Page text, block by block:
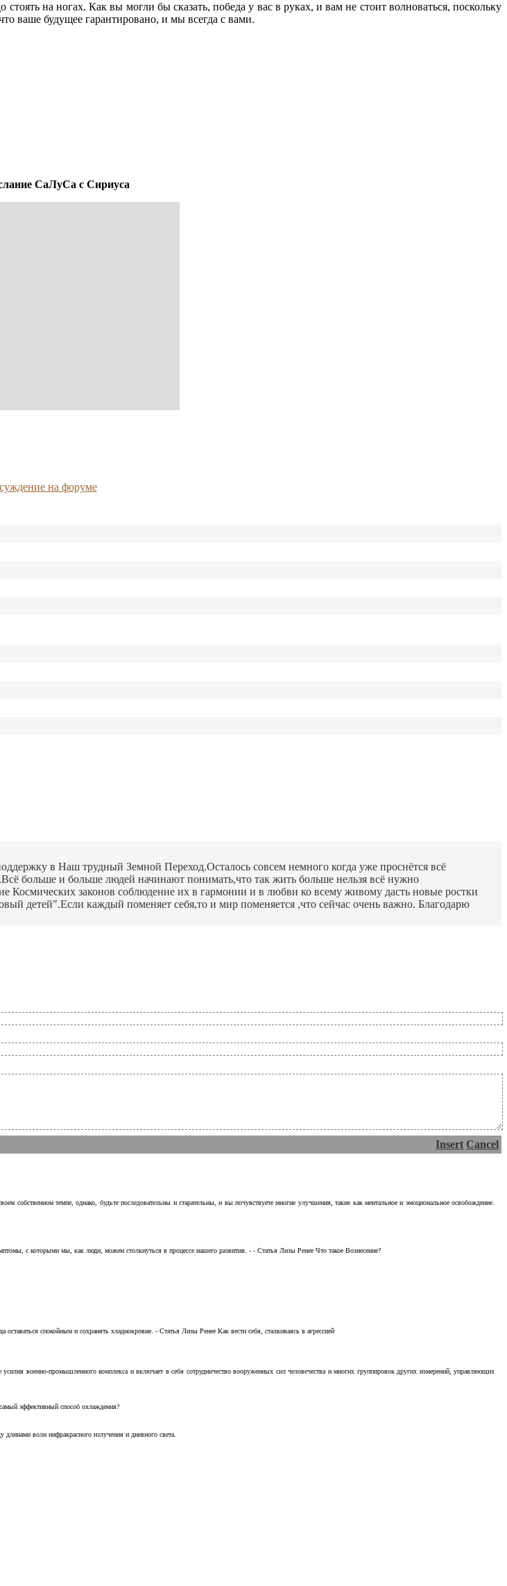
на ногах. Как вы могли бы сказать, победа у вас в руках, и вам не стоит волноваться, поскольку
ваше будущее гарантировано, и мы всегда с вами.
СаЛуСа с Сириуса
на форуме
в Наш трудный Земной Переход.Осталось совсем немного когда уже проснётся всё
больше и больше людей начинают понимать,что так жить больше нельзя всё нужно
Космических законов соблюдение их в гармонии и в любви ко всему живому дасть новые ростки
детей".Если каждый поменяет себя,то и мир поменяется ,что сейчас очень важно. Благодарю
Insert Cancel
темпе, однако, будьте последовательны и старательны, и вы почувствуете многие улучшения, такие как ментальное и эмоциональное освобождение.
с которыми мы, как люди, можем столкнуться в процессе нашего развития. - - Статья Лизы Ренее Что такое Вознесение?
спокойным и сохранять хладнокровие. - Статья Лизы Ренее Как вести себя, сталкиваясь в агрессией
военно-промышленного комплекса и включает в себя сотрудничество вооруженных сил человечества и многих группировок других измерений, управляющих
эффективный способ охлаждения?
волн инфракрасного излучения и дневного света.